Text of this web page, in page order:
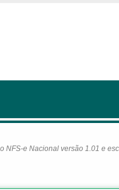
NFS-e Nacional versão 1.01 e